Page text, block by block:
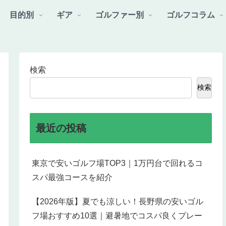
目的別 ギア ゴルファー別 ゴルフコラム
検索
検索
最近の投稿
東京で安いゴルフ場TOP3｜1万円台で回れるコ
スパ最強コースを紹介
【2026年版】夏でも涼しい！長野県の安いゴル
フ場おすすめ10選｜避暑地でコスパ良くプレー